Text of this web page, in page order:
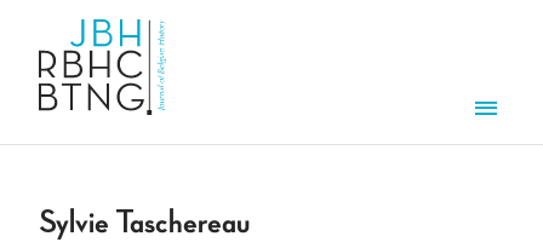
Sylvie Taschereau